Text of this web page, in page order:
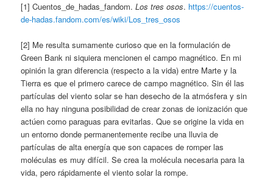
[1] Cuentos_de_hadas_fandom.Los tres osos. https://cuentos-
de-hadas.fandom.com/es/wiki/Los_tres_osos
[2] Me resulta sumamente curioso que en la formulación de
Green Bank ni siquiera mencionen el campo magnético. En mi
opinión la gran diferencia (respecto a la vida) entre Marte y la
Tierra es que el primero carece de campo magnético. Sin él las
partículas del viento solar se han desecho de la atmósfera y sin
ella no hay ninguna posibilidad de crear zonas de ionización que
actúen como paraguas para evitarlas. Que se origine la vida en
un entorno donde permanentemente recibe una lluvia de
partículas de alta energía que son capaces de romper las
moléculas es muy difícil. Se crea la molécula necesaria para la
vida, pero rápidamente el viento solar la rompe.